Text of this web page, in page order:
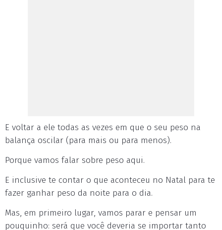
E voltar a ele todas as vezes em que o seu peso na
balança oscilar (para mais ou para menos).
Porque vamos falar sobre peso aqui.
E inclusive te contar o que aconteceu no Natal para te
fazer ganhar peso da noite para o dia.
Mas, em primeiro lugar, vamos parar e pensar um
pouquinho: será que você deveria se importar tanto